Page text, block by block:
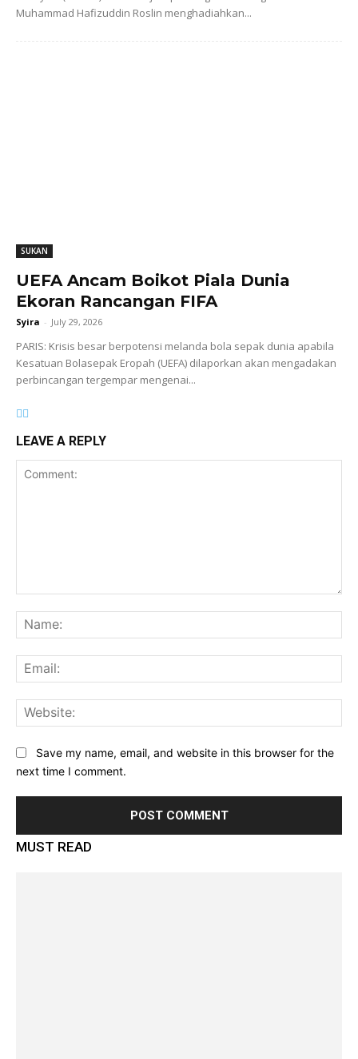
Muhammad Hafizuddin Roslin menghadiahkan...
SUKAN
UEFA Ancam Boikot Piala Dunia
Ekoran Rancangan FIFA
Syira - July 29, 2026
PARIS: Krisis besar berpotensi melanda bola sepak dunia apabila
Kesatuan Bolasepak Eropah (UEFA) dilaporkan akan mengadakan
perbincangan tergempar mengenai...
LEAVE A REPLY
Save my name, email, and website in this browser for the
next time I comment.
MUST READ